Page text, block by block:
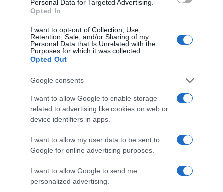
Personal Data for Targeted Advertising.
Opted In
I want to opt-out of Collection, Use,
Retention, Sale, and/or Sharing of my
Personal Data that Is Unrelated with the
Purposes for which it was collected.
Opted Out
Google consents
I want to allow Google to enable storage
related to advertising like cookies on web or
device identifiers in apps.
I want to allow my user data to be sent to
Google for online advertising purposes.
I want to allow Google to send me
personalized advertising.
n’est payée qu’à moins de deux tiers de sa durée. »
Ce texte contient encore 63.89% d’informations non lues.
La suite est disponible uniquement pour les abonnés.